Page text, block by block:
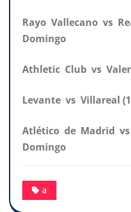
Rayo Vallecano vs
Domingo
Athletic Club vs
Levante vs Villareal
Atlético de Madrid vs
Domingo
a